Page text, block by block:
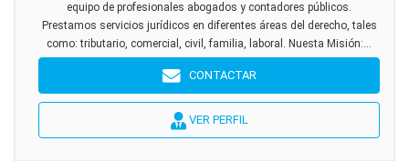
equipo de profesionales abogados y contadores públicos.
Prestamos servicios jurídicos en diferentes áreas del derecho, tales
como: tributario, comercial, civil, familia, laboral. Nuesta Misión:...
CONTACTAR
VER PERFIL